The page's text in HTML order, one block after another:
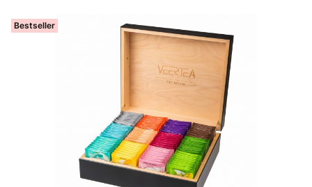
Bestseller